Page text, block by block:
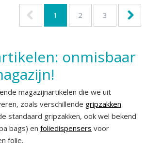
1 2 3
onmisbaar
magazijnartikelen die we uit
zoals verschillende gripzakken
standaard gripzakken, ook wel bekend
bags) en foliedispensers voor
folie.